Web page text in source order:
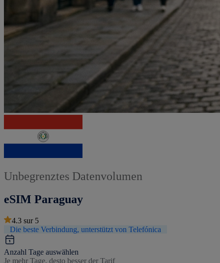
Unbegrenztes Datenvolumen
eSIM Paraguay
4.3 sur 5
Die beste Verbindung, unterstützt von Telefónica
Anzahl Tage auswählen
Je mehr Tage, desto besser der Tarif